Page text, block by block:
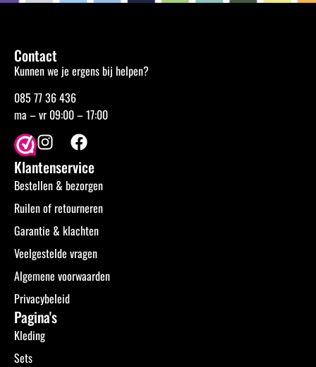
Contact
Kunnen we je ergens bij helpen?
085 77 36 436
ma – vr 09:00 – 17:00
Klantenservice
Bestellen & bezorgen
Ruilen of retourneren
Garantie & klachten
Veelgestelde vragen
Algemene voorwaarden
Privacybeleid
Pagina's
Kleding
Sets